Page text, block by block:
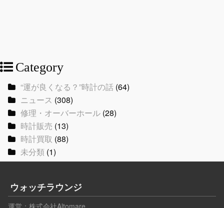
Category
“運が良くなる？”時計の話(64)
ニュース (308)
修理・オーバーホール(28)
時計販売 (13)
時計買取 (88)
未分類(1)
ウォッチラウンジ
運営： 株式会社Altomare